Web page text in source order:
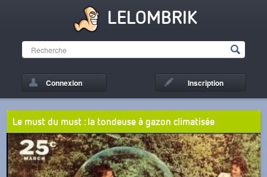
LELOMBRIK
Connexion Inscription
Le must du must : la tondeuse à gazon climatisée